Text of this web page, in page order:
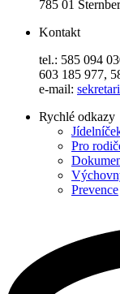
785 01
Kontakt
tel.: 585 094
603 185 977,
e-mail:
Rychlé odkazy
Pro
Prevence